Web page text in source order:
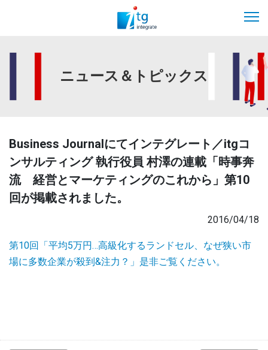
ニュース＆トピックス
Business Journalにてインテグレート／itgコ
ンサルティング 執行役員 村澤の連載「時事奔
流 経営とマーケティングのこれから」第10
回が掲載されました。
2016/04/18
第10回「平均5万円…高級化するランドセル、なぜ狭い市
場に多数企業が殺到&注力？」是非ご覧ください。